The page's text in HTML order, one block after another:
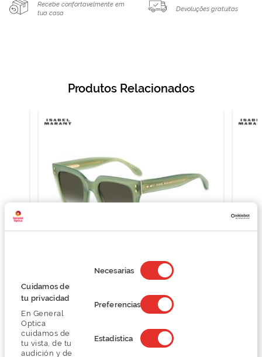
Cuidamos de
tu privacidad
En General
Optica
cuidamos de
tu vista, de tu
audición y de
de
consentimiento
Necesarias
Preferencias
Estadística
Recebe confortavelmente em
tua casa
Devoluções gratuitas
Produtos Relacionados
ISABEL MARANT IM 0104/S
200,24 €
266,99 €